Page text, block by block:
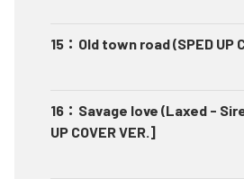
15 ： Old town road (SPED UP
16 ： Savage love (Laxed -
UP COVER VER.]